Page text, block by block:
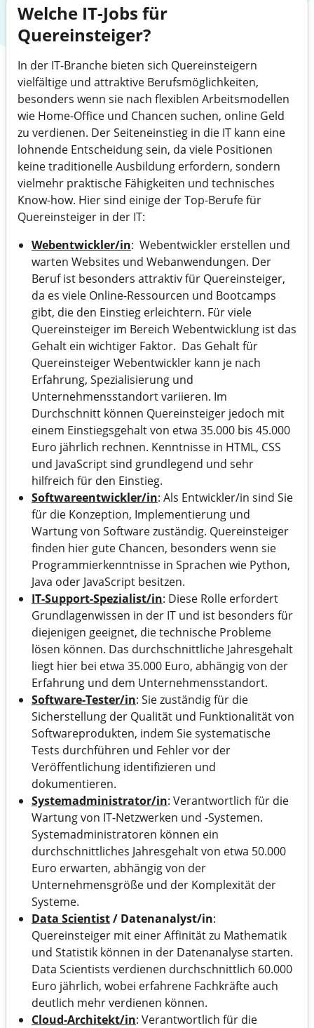
Welche IT-Jobs für
Quereinsteiger?
In der IT-Branche bieten sich Quereinsteigern
vielfältige und attraktive Berufsmöglichkeiten,
besonders wenn sie nach flexiblen Arbeitsmodellen
wie Home-Office und Chancen suchen, online Geld
zu verdienen. Der Seiteneinstieg in die IT kann eine
lohnende Entscheidung sein, da viele Positionen
keine traditionelle Ausbildung erfordern, sondern
vielmehr praktische Fähigkeiten und technisches
Know-how. Hier sind einige der Top-Berufe für
Quereinsteiger in der IT:
Webentwickler/in: Webentwickler erstellen und
warten Websites und Webanwendungen. Der
Beruf ist besonders attraktiv für Quereinsteiger,
da es viele Online-Ressourcen und Bootcamps
gibt, die den Einstieg erleichtern. Für viele
Quereinsteiger im Bereich Webentwicklung ist das
Gehalt ein wichtiger Faktor. Das Gehalt für
Quereinsteiger Webentwickler kann je nach
Erfahrung, Spezialisierung und
Unternehmensstandort variieren. Im
Durchschnitt können Quereinsteiger jedoch mit
einem Einstiegsgehalt von etwa 35.000 bis 45.000
Euro jährlich rechnen. Kenntnisse in HTML, CSS
und JavaScript sind grundlegend und sehr
hilfreich für den Einstieg.
Softwareentwickler/in: Als Entwickler/in sind Sie
für die Konzeption, Implementierung und
Wartung von Software zuständig. Quereinsteiger
finden hier gute Chancen, besonders wenn sie
Programmierkenntnisse in Sprachen wie Python,
Java oder JavaScript besitzen.
IT-Support-Spezialist/in: Diese Rolle erfordert
Grundlagenwissen in der IT und ist besonders für
diejenigen geeignet, die technische Probleme
lösen können. Das durchschnittliche Jahresgehalt
liegt hier bei etwa 35.000 Euro, abhängig von der
Erfahrung und dem Unternehmensstandort.
Software-Tester/in: Sie zuständig für die
Sicherstellung der Qualität und Funktionalität von
Softwareprodukten, indem Sie systematische
Tests durchführen und Fehler vor der
Veröffentlichung identifizieren und
dokumentieren.
Systemadministrator/in: Verantwortlich für die
Wartung von IT-Netzwerken und -Systemen.
Systemadministratoren können ein
durchschnittliches Jahresgehalt von etwa 50.000
Euro erwarten, abhängig von der
Unternehmensgröße und der Komplexität der
Systeme.
Data Scientist/ Datenanalyst/in:
Quereinsteiger mit einer Affinität zu Mathematik
und Statistik können in der Datenanalyse starten.
Data Scientists verdienen durchschnittlich 60.000
Euro jährlich, wobei erfahrene Fachkräfte auch
deutlich mehr verdienen können.
Cloud-Architekt/in: Verantwortlich für die